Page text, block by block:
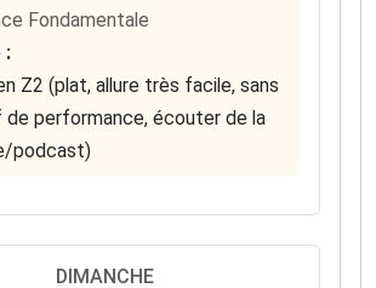
Fondamentale
:
Z2 (plat, allure très facile, sans
performance, écouter de la
podcast)
DIMANCHE